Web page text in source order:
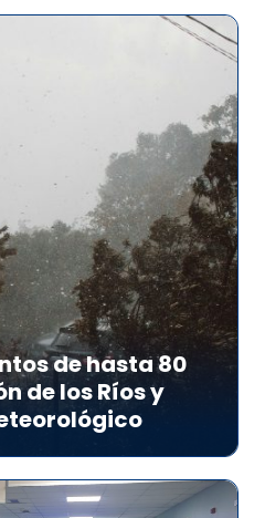
de hasta 80
de los Ríos y